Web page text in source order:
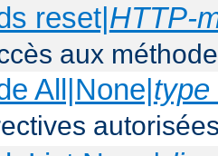
reset|HTTP-
aux
All|None|type